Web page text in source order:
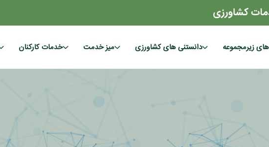
کشاورزی
زیرمجموعه دانستنی های کشاورزی میز خدمت خدمات کارکنان